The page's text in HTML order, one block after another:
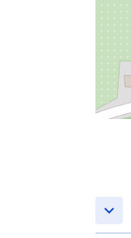
keyboard_arrow_down